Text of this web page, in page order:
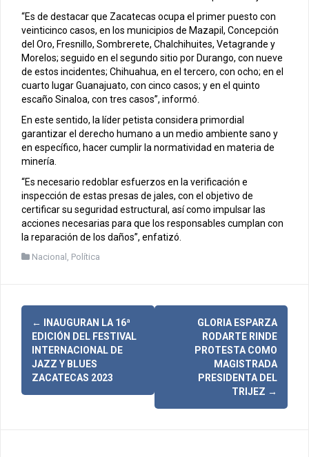
“Es de destacar que Zacatecas ocupa el primer puesto con
veinticinco casos, en los municipios de Mazapil, Concepción
del Oro, Fresnillo, Sombrerete, Chalchihuites, Vetagrande y
Morelos; seguido en el segundo sitio por Durango, con nueve
de estos incidentes; Chihuahua, en el tercero, con ocho; en el
cuarto lugar Guanajuato, con cinco casos; y en el quinto
escaño Sinaloa, con tres casos”, informó.
En este sentido, la líder petista considera primordial
garantizar el derecho humano a un medio ambiente sano y
en específico, hacer cumplir la normatividad en materia de
minería.
“Es necesario redoblar esfuerzos en la verificación e
inspección de estas presas de jales, con el objetivo de
certificar su seguridad estructural, así como impulsar las
acciones necesarias para que los responsables cumplan con
la reparación de los daños”, enfatizó.
Nacional , Política
N
e
←
INAUGURAN LA 16ª
EDICIÓN DEL FESTIVAL
INTERNACIONAL DE
JAZZ Y BLUES
ZACATECAS 2023
GLORIA ESPARZA
RODARTE RINDE
PROTESTA COMO
MAGISTRADA
PRESIDENTA DEL
TRIJEZ →